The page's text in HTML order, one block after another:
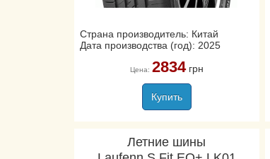
Страна производитель: Китай
Дата производства (год): 2025
Цена: 2834грн
Купить
Летние шины